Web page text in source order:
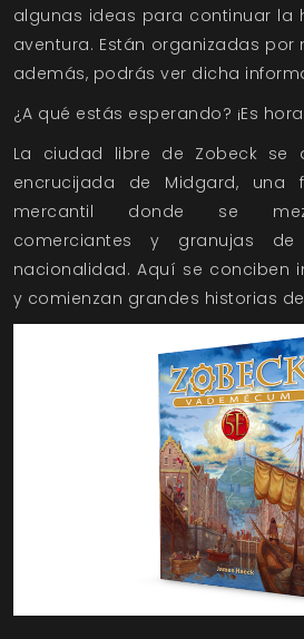
algunas ideas para continuar la
aventura. Están organizadas por
además, podrás ver dicha
¿A qué estás esperando? ¡Es
La ciudad libre de Zobeck se
encrucijada de Midgard, una
mercantil donde se
comerciantes y granujas
nacionalidad. Aquí se conciben
y comienzan grandes historias